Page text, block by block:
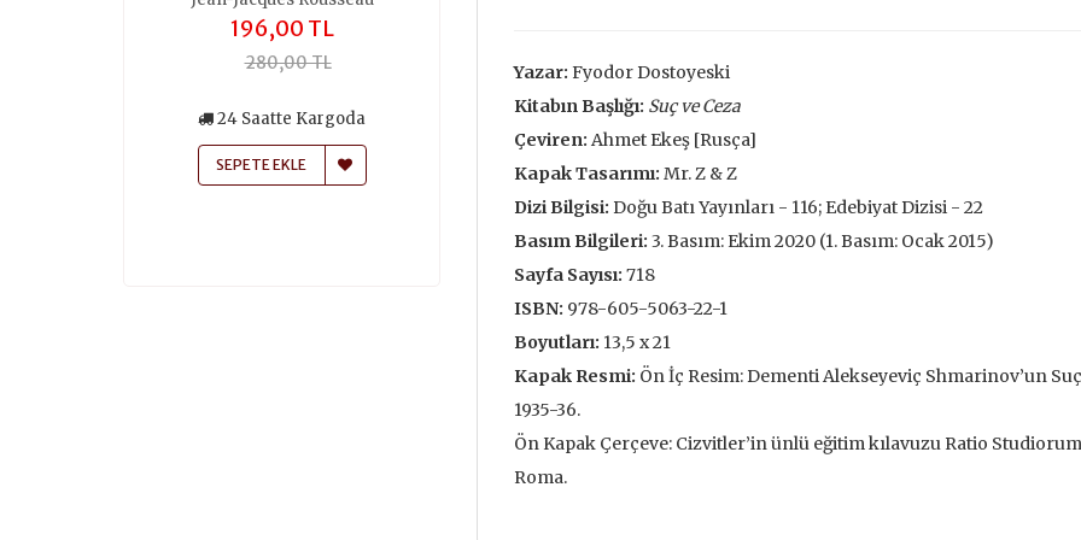
196,00 TL
280,00 TL
24 Saatte Kargoda
SEPETE EKLE
370,00 TL
24 Saatte Kargoda
SEPETE EKLE
Yazar: Fyodor Dostoyeski
Kitabın Başlığı: Suç ve Ceza
Çeviren: Ahmet Ekeş [Rusça]
Kapak Tasarımı: Mr. Z & Z
Dizi Bilgisi: Doğu Batı Yayınları - 116; Edebiyat Dizisi - 22
Basım Bilgileri: 3. Basım: Ekim 2020 (1. Basım: Ocak 2015)
Sayfa Sayısı: 718
ISBN: 978-605-5063-22-1
Boyutları: 13,5 x 21
Kapak Resmi: Ön İç Resim: Dementi Alekseyeviç Shmarinov’un
1935-36.
Ön Kapak Çerçeve: Cizvitler’in ünlü eğitim kılavuzu Ratio
Roma.